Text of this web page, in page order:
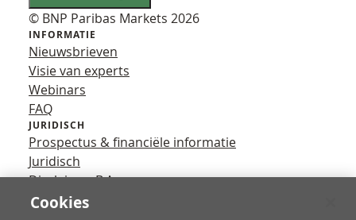
© BNP Paribas Markets 2026
INFORMATIE
Nieuwsbrieven
Visie van experts
Webinars
FAQ
JURIDISCH
Prospectus & financiële informatie
Juridisch
Disclaimer B.A.
Privacy
Cookies